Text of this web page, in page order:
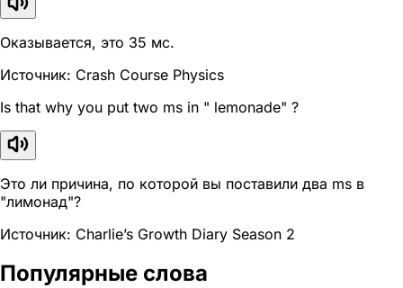
Оказывается, это 35 мс.
Источник: Crash Course Physics
Is that why you put two ms in " lemonade" ?
Это ли причина, по которой вы поставили два ms в
"лимонад"?
Источник: Charlie’s Growth Diary Season 2
Популярные слова